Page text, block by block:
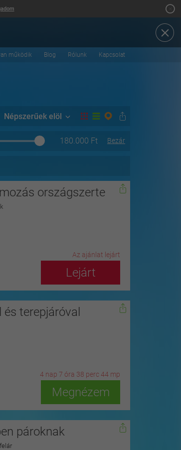
működik Blog Rólunk Kapcsolat
Népszerűek elöl
Bezár
180.000 Ft
országszerte
Az ajánlat lejárt
Lejárt
terepjáróval
4 nap 7 óra 38 perc42 mp
Megnézem
pároknak